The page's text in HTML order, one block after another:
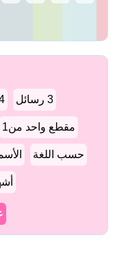
3 رسائل 4
مقطع واحد من1
حسب اللغة